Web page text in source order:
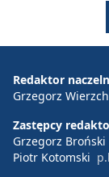
Redaktor
Grzegorz
Zastępcy
Grzegorz Broński
Piotr Kotomski